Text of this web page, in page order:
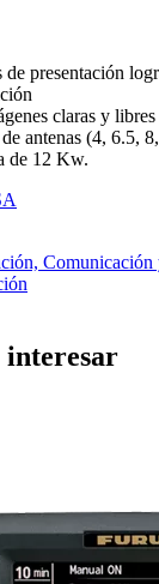
de presentación
claras y
antenas (4, 6.5,
de 12 Kw.
Comunicación
interesar